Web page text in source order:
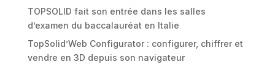
TOPSOLID fait son entrée dans les salles
d’examen du baccalauréat en Italie
TopSolid’Web Configurator : configurer, chiffrer et
vendre en 3D depuis son navigateur